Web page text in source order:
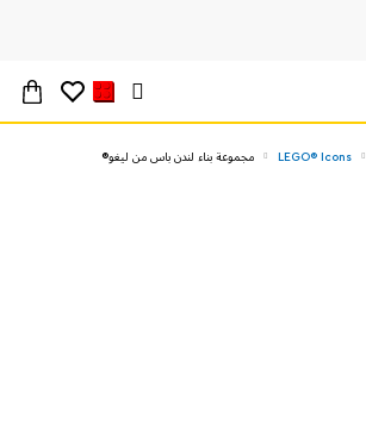
LEGO® Icons مجموعة بناء لندن باس من ليغو®